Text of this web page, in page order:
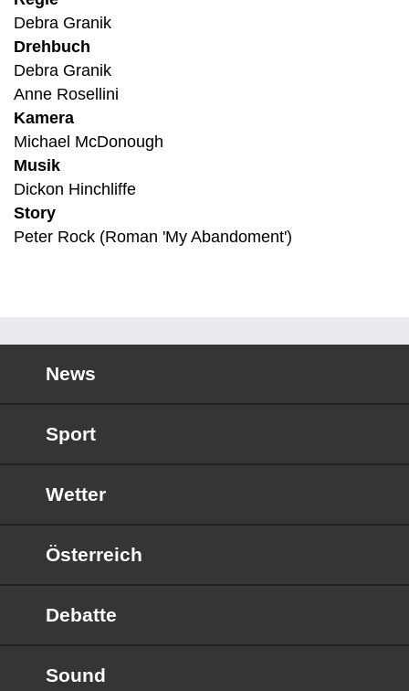
Debra Granik
Drehbuch
Debra Granik
Anne Rosellini
Kamera
Michael McDonough
Musik
Dickon Hinchliffe
Story
Peter Rock (Roman 'My Abandoment')
News
Sport
Wetter
Österreich
Debatte
Sound